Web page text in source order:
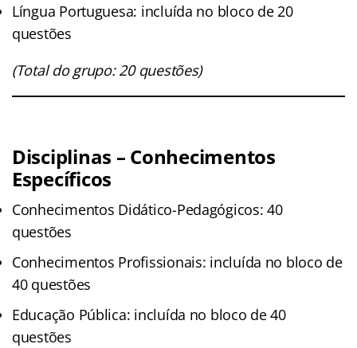
Língua Portuguesa: incluída no bloco de 20
questões
(Total do grupo: 20 questões)
Disciplinas – Conhecimentos
Específicos
Conhecimentos Didático-Pedagógicos: 40
questões
Conhecimentos Profissionais: incluída no bloco de
40 questões
Educação Pública: incluída no bloco de 40
questões